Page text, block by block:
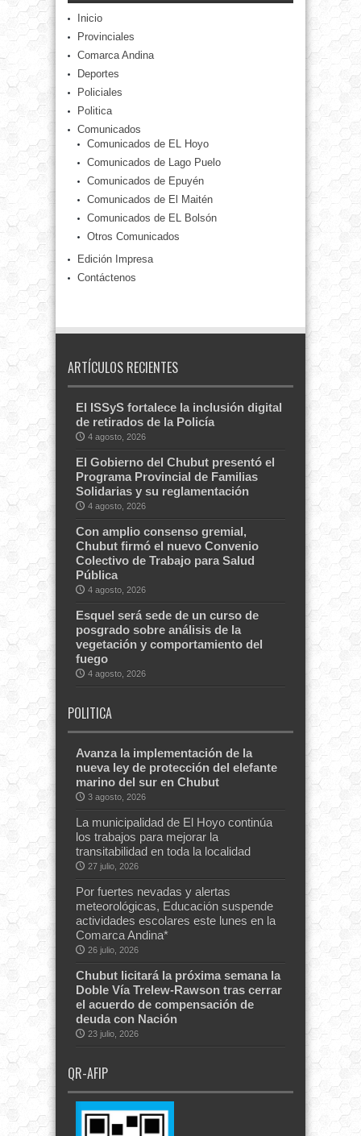
Inicio
Provinciales
Comarca Andina
Deportes
Policiales
Politica
Comunicados
Comunicados de EL Hoyo
Comunicados de Lago Puelo
Comunicados de Epuyén
Comunicados de El Maitén
Comunicados de EL Bolsón
Otros Comunicados
Edición Impresa
Contáctenos
ARTÍCULOS RECIENTES
El ISSyS fortalece la inclusión digital
de retirados de la Policía
4 agosto, 2026
El Gobierno del Chubut presentó el
Programa Provincial de Familias
Solidarias y su reglamentación
4 agosto, 2026
Con amplio consenso gremial,
Chubut firmó el nuevo Convenio
Colectivo de Trabajo para Salud
Pública
4 agosto, 2026
Esquel será sede de un curso de
posgrado sobre análisis de la
vegetación y comportamiento del
fuego
4 agosto, 2026
POLITICA
Avanza la implementación de la
nueva ley de protección del elefante
marino del sur en Chubut
3 agosto, 2026
La municipalidad de El Hoyo continúa
los trabajos para mejorar la
transitabilidad en toda la localidad
27 julio, 2026
Por fuertes nevadas y alertas
meteorológicas, Educación suspende
actividades escolares este lunes en la
Comarca Andina*
26 julio, 2026
Chubut licitará la próxima semana la
Doble Vía Trelew-Rawson tras cerrar
el acuerdo de compensación de
deuda con Nación
23 julio, 2026
QR-AFIP